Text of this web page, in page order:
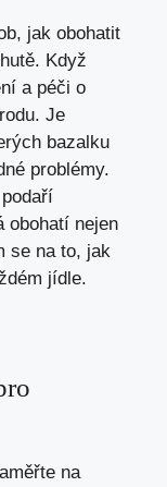
jak obohatit
Když
a péči o
Je
bazalku
problémy.
obohatí nejen
se na to, jak
jídle.
na